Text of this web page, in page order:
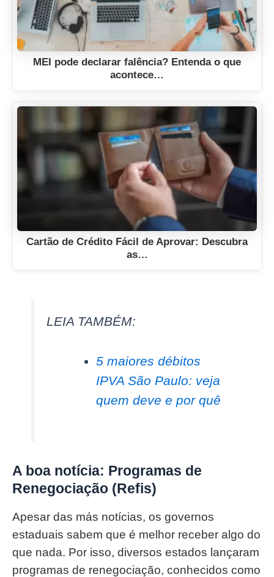
MEI pode declarar falência? Entenda o que
acontece…
Cartão de Crédito Fácil de Aprovar: Descubra
as…
LEIA TAMBÉM:
5 maiores débitos
IPVA São Paulo: veja
quem deve e por quê
A boa notícia: Programas de
Renegociação (Refis)
Apesar das más notícias, os governos
estaduais sabem que é melhor receber algo do
que nada. Por isso, diversos estados lançaram
programas de renegociação, conhecidos como